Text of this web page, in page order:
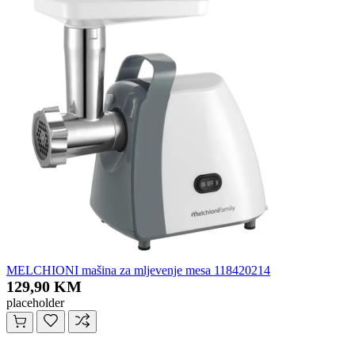
MELCHIONI mašina za mljevenje mesa 118420214
129,90 KM
placeholder